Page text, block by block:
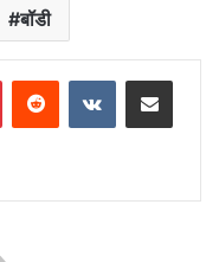
बॉडी
PinterestReddit VKontakteShare via Email